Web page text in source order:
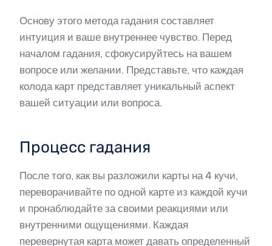
Основу этого метода гадания составляет
интуиция и ваше внутреннее чувство. Перед
началом гадания, сфокусируйтесь на вашем
вопросе или желании. Представьте, что каждая
колода карт представляет уникальный аспект
вашей ситуации или вопроса.
Процесс гадания
После того, как вы разложили карты на 4 кучи,
переворачивайте по одной карте из каждой кучи
и пронаблюдайте за своими реакциями или
внутренними ощущениями. Каждая
перевернутая карта может давать определенный